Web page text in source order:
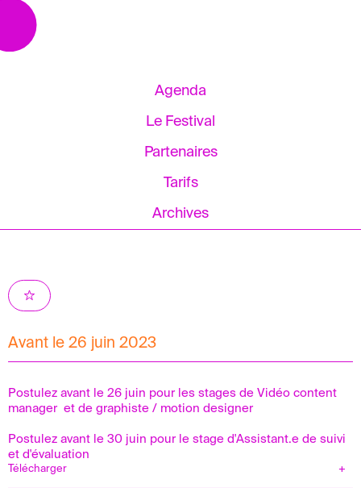
Agenda
Le Festival
Partenaires
Tarifs
Archives
Avant le 26 juin 2023
Postulez avant le 26 juin pour les stages de Vidéo content
manager et de graphiste / motion designer
Postulez avant le 30 juin pour le stage d'Assistant.e de suivi
et d'évaluation
Télécharger